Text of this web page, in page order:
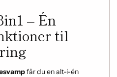
– Én
til
får du en alt-i-én